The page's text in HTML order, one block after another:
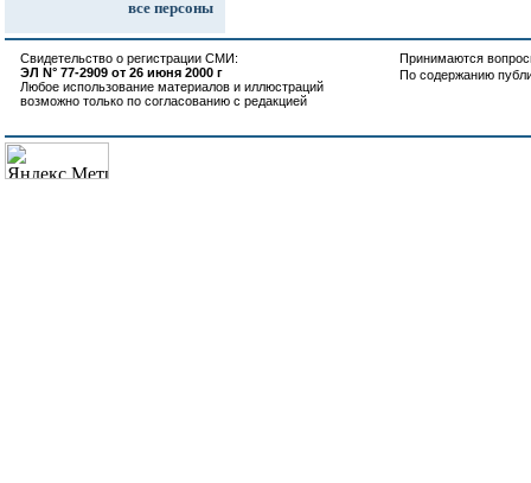
все персоны
Свидетельство о регистрации СМИ:
ЭЛ N° 77-2909 от 26 июня 2000 г
Любое использование материалов и иллюстраций
возможно только по согласованию с редакцией
Принимаются
По содержанию